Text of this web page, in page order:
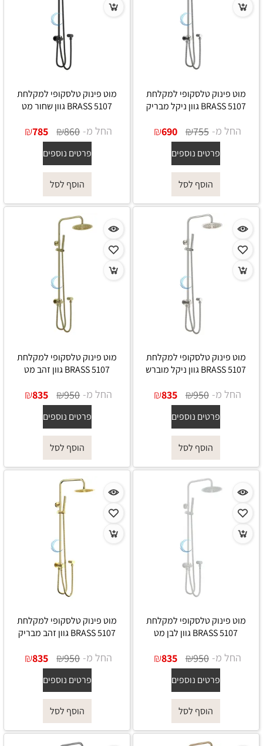
מוט פינוק טלסקופי למקלחת
5107 BRASS גוון ניקל מבריק
החל מ- ₪755
₪690
פרטים נוספים
הוסף לסל
מוט פינוק טלסקופי למקלחת
5107 BRASS גוון שחור מט
החל מ- ₪860
₪785
פרטים נוספים
הוסף לסל
מוט פינוק טלסקופי למקלחת
5107 BRASS גוון ניקל מוברש
החל מ- ₪950
₪835
פרטים נוספים
הוסף לסל
מוט פינוק טלסקופי למקלחת
5107 BRASS גוון זהב מט
החל מ- ₪950
₪835
פרטים נוספים
הוסף לסל
מוט פינוק טלסקופי למקלחת
5107 BRASS גוון לבן מט
החל מ- ₪950
₪835
פרטים נוספים
הוסף לסל
מוט פינוק טלסקופי למקלחת
5107 BRASS גוון זהב מבריק
החל מ- ₪950
₪835
פרטים נוספים
הוסף לסל